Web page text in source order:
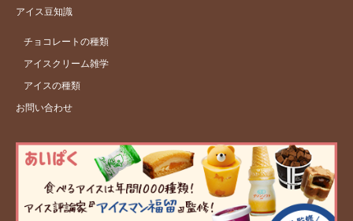
アイス豆知識
チョコレートの種類
アイスクリーム雑学
アイスの種類
お問い合わせ